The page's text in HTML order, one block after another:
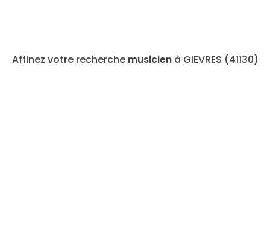
Affinez votre recherche musicienà GIEVRES (41130)